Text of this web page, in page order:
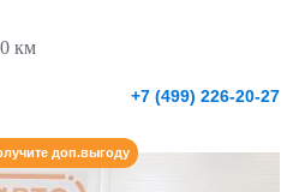
км
+7 (499) 226-20-27
доп.выгоду